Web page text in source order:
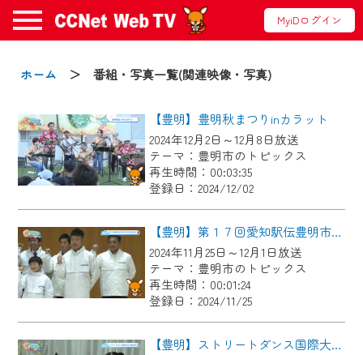
MyiDログイン
ホーム ＞ 番組・写真一覧(関連映像・写真)
【豊明】豊明秋まつりinカラット
2024年12月2日～12月8日放送
テーマ：豊明市のトピックス
再生時間：00:03:35
登録日：2024/12/02
【豊明】第１７回愛知駅伝豊明市選手団結団式
2024年11月25日～12月1日放送
テーマ：豊明市のトピックス
再生時間：00:01:24
登録日：2024/11/25
【豊明】ストリートダンス国際大会 表敬訪問
お知らせ
2024/09/02
動画配信サービス『CCNet Web TV』は2024
年9月24日からリニューアルします！
【変更点】
◆デザイン変更により、お住まいの地域
の動画コンテンツが一目瞭然。
◆当社アプリやＰＣブラウザから、いつ
でも・どこでも・外出先でも！
CCNetサービスエリア20市町の地域情報
番組をご視聴いただけます！